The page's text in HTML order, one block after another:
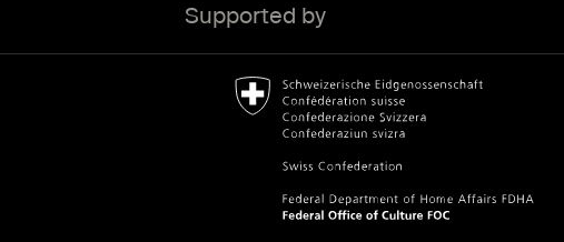
Supported by